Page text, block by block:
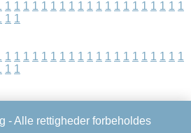
1 1 1 1 1 1 1 1 1 1 1 1 1 1 1 1 1 1 1 1
1 1
1 1 1 1 1 1 1 1 1 1 1 1 1 1 1 1 1 1 1 1
1 1
- Alle rettigheder forbeholdes